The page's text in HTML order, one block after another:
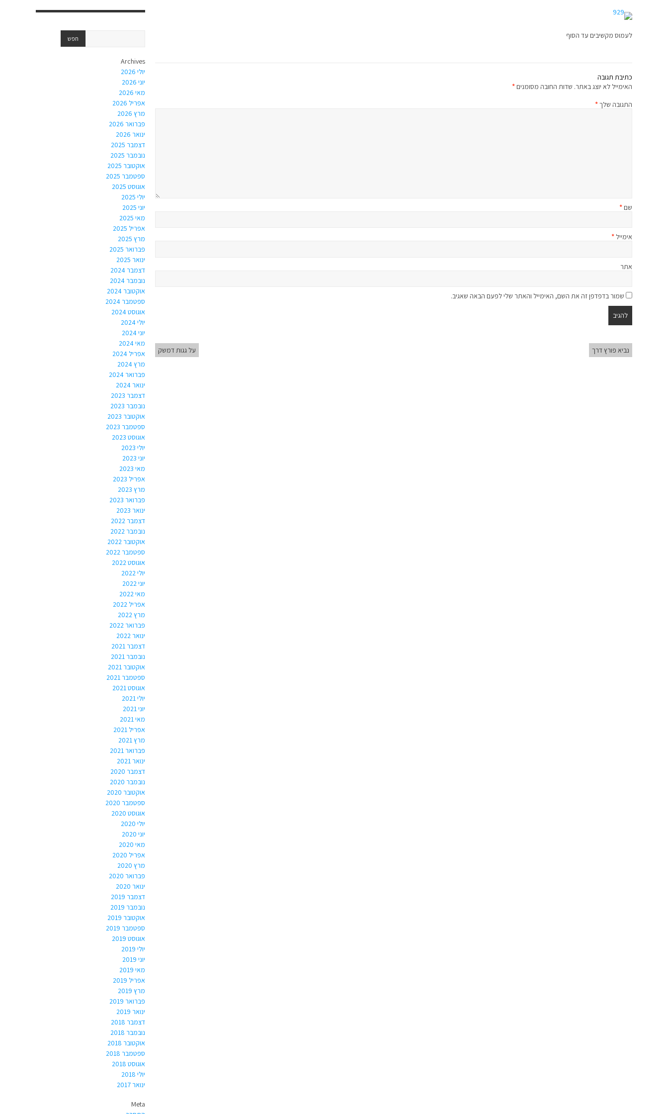
לעמוס מקשיבים עד הסוף
כתיבת תגובה
האימייל לא יוצג באתר. שדות החובה מסומנים*
התגובה שלך*
שם*
אימייל *
אתר
שמור בדפדפן זה את השם, האימייל והאתר שלי לפעם הבאה שאגיב.
נביא פורץ דרך על גגות דמשק
Archives
יולי 2026
יוני 2026
מאי 2026
אפריל 2026
מרץ 2026
פברואר 2026
ינואר 2026
דצמבר 2025
נובמבר 2025
אוקטובר 2025
ספטמבר 2025
אוגוסט 2025
יולי 2025
יוני 2025
מאי 2025
אפריל 2025
מרץ 2025
פברואר 2025
ינואר 2025
דצמבר 2024
נובמבר 2024
אוקטובר 2024
ספטמבר 2024
אוגוסט 2024
יולי 2024
יוני 2024
מאי 2024
אפריל 2024
מרץ 2024
פברואר 2024
ינואר 2024
דצמבר 2023
נובמבר 2023
אוקטובר 2023
ספטמבר 2023
אוגוסט 2023
יולי 2023
יוני 2023
מאי 2023
אפריל 2023
מרץ 2023
פברואר 2023
ינואר 2023
דצמבר 2022
נובמבר 2022
אוקטובר 2022
ספטמבר 2022
אוגוסט 2022
יולי 2022
יוני 2022
מאי 2022
אפריל 2022
מרץ 2022
פברואר 2022
ינואר 2022
דצמבר 2021
נובמבר 2021
אוקטובר 2021
ספטמבר 2021
אוגוסט 2021
יולי 2021
יוני 2021
מאי 2021
אפריל 2021
מרץ 2021
פברואר 2021
ינואר 2021
דצמבר 2020
נובמבר 2020
אוקטובר 2020
ספטמבר 2020
אוגוסט 2020
יולי 2020
יוני 2020
מאי 2020
אפריל 2020
מרץ 2020
פברואר 2020
ינואר 2020
דצמבר 2019
נובמבר 2019
אוקטובר 2019
ספטמבר 2019
אוגוסט 2019
יולי 2019
יוני 2019
מאי 2019
אפריל 2019
מרץ 2019
פברואר 2019
ינואר 2019
דצמבר 2018
נובמבר 2018
אוקטובר 2018
ספטמבר 2018
אוגוסט 2018
יולי 2018
ינואר 2017
Meta